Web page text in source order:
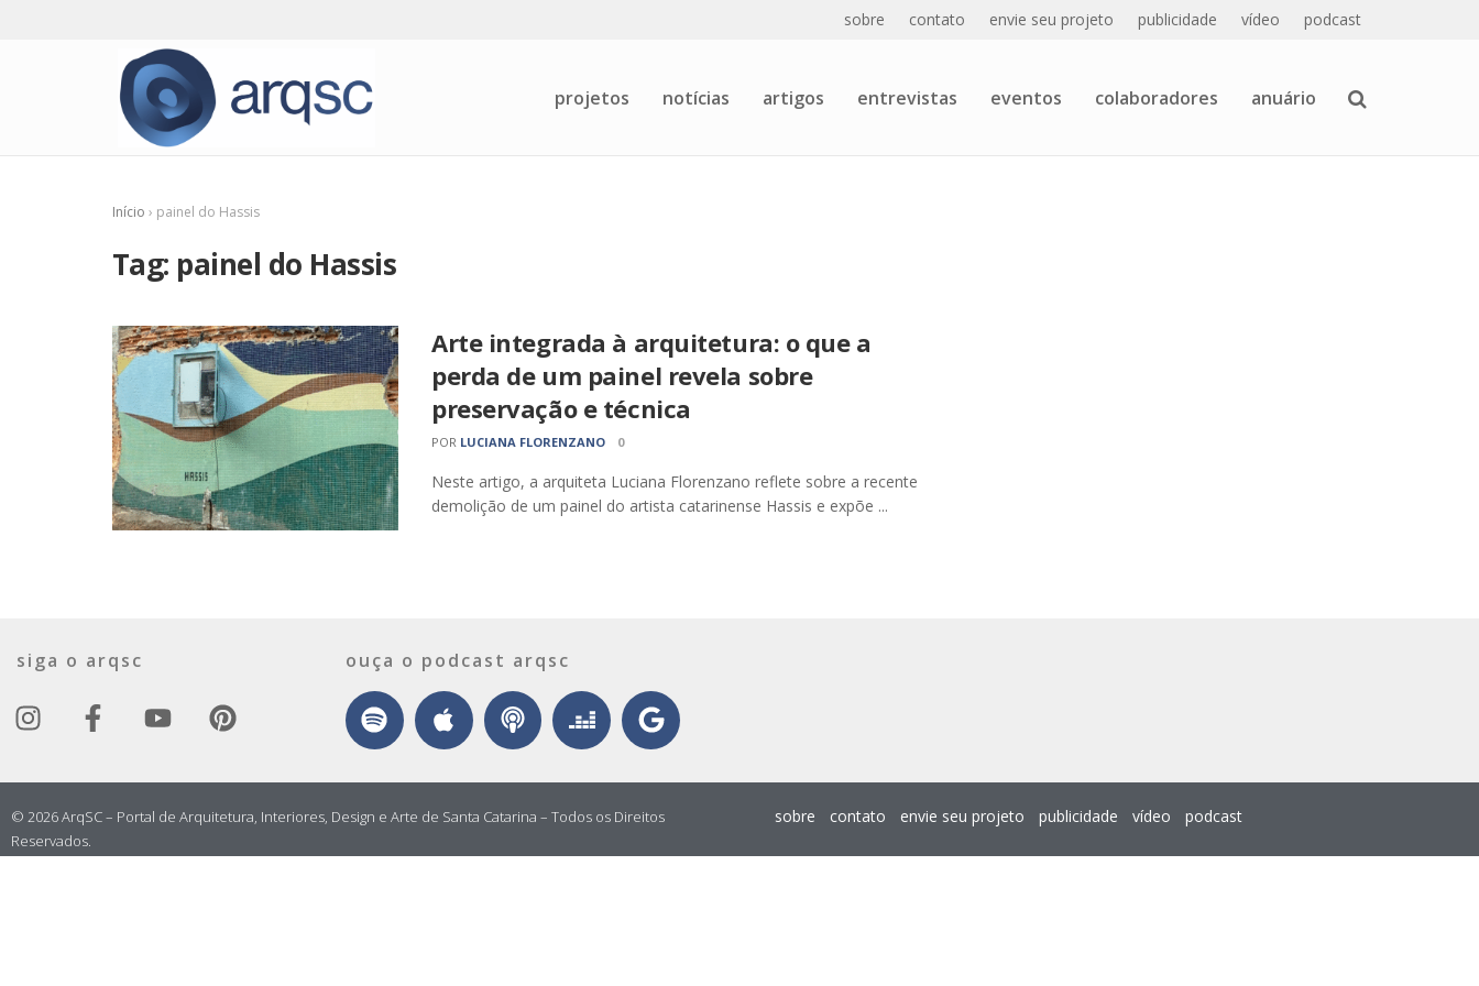
sobre contato envie seu projeto publicidade vídeo podcast
projetos notícias artigos entrevistas eventos colaboradores anuário
Início › painel do Hassis
Tag: painel do Hassis
Arte integrada à arquitetura: o que a
perda de um painel revela sobre
preservação e técnica
POR LUCIANA FLORENZANO 0
Neste artigo, a arquiteta Luciana Florenzano reflete sobre a recente
demolição de um painel do artista catarinense Hassis e expõe ...
siga o arqsc ouça o podcast arqsc
© 2026 ArqSC – Portal de Arquitetura, Interiores, Design e Arte de Santa Catarina – Todos os Direitos
Reservados.
sobre contato envie seu projeto publicidade vídeo podcast